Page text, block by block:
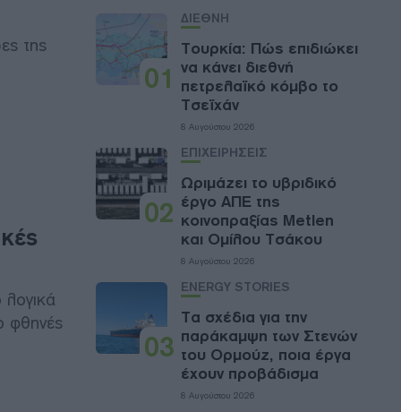
της
φθηνές
01
ΔΙΕΘΝΗ
Τουρκία: Πώς επιδιώκει
να κάνει διεθνή
πετρελαϊκό κόμβο το
Τσεϊχάν
8 Αυγούστου 2026
02
ΕΠΙΧΕΙΡΗΣΕΙΣ
Ωριμάζει το υβριδικό
έργο ΑΠΕ της
κοινοπραξίας Metlen
και Ομίλου Τσάκου
8 Αυγούστου 2026
03
ENERGY STORIES
Τα σχέδια για την
παράκαμψη των Στενών
του Ορμούζ, ποια έργα
έχουν προβάδισμα
8 Αυγούστου 2026